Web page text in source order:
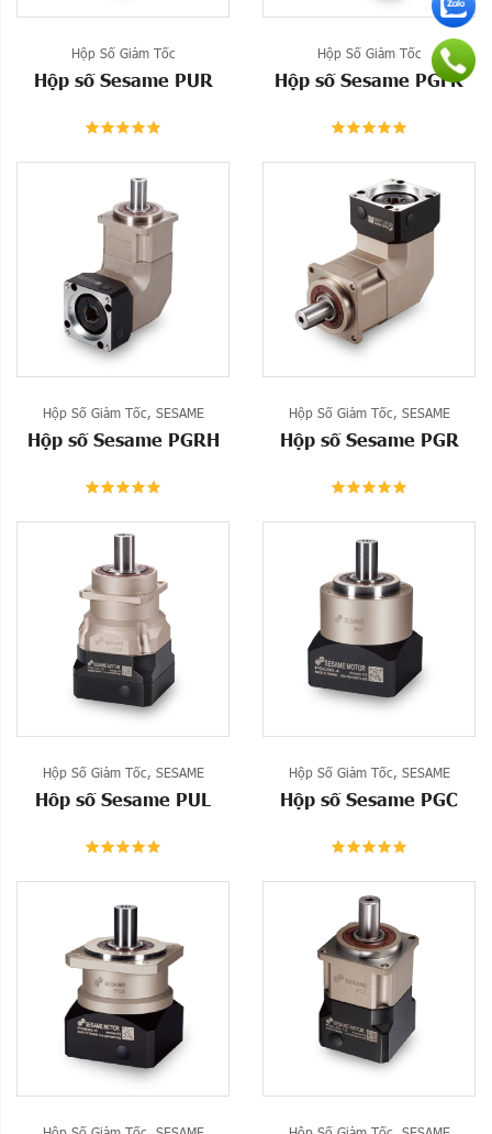
Hộp Số Giảm Tốc
Hộp số Sesame PUR
Hộp Số Giảm Tốc
Hộp số Sesame PGFR
Hộp Số Giảm Tốc, SESAME
Hộp số Sesame PGRH
Hộp Số Giảm Tốc, SESAME
Hộp số Sesame PGR
Hộp Số Giảm Tốc, SESAME
Hôp số Sesame PUL
Hộp Số Giảm Tốc, SESAME
Hộp số Sesame PGC